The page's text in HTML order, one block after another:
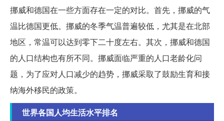
挪威和德国在一些方面存在一定的对比。首先，挪威的气
温比德国更低。挪威的冬季气温普遍较低，尤其是在北部
地区，常温可以达到零下二十度左右。其次，挪威和德国
的人口结构也有所不同。挪威面临严重的人口老龄化问
题，为了应对人口减少的趋势，挪威采取了鼓励生育和接
纳海外移民的政策。
世界各国人均生活水平排名